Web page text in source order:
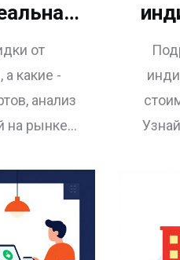
в
от
какие -
анализ
на рынке